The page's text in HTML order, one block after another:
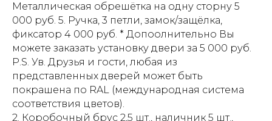
Металлическая обрешётка на одну сторну 5
000 руб. 5. Ручка, 3 петли, замок/защёлка,
фиксатор 4 000 руб. * Допоолнительно Вы
можете заказать установку двери за 5 000 руб.
P.S. Ув. Друзья и гости, любая из
представленных дверей может быть
покрашена по RAL (международная система
соответствия цветов).
2. Коробочный брус 2,5 шт., наличник 5 шт.,